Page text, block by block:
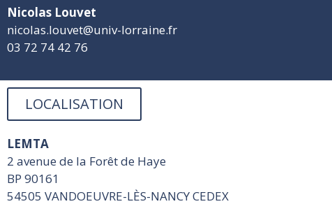
Nicolas Louvet
nicolas.louvet@univ-lorraine.fr
03 72 74 42 76
LOCALISATION
LEMTA
2 avenue de la Forêt de Haye
BP 90161
54505 VANDOEUVRE-LÈS-NANCY CEDEX